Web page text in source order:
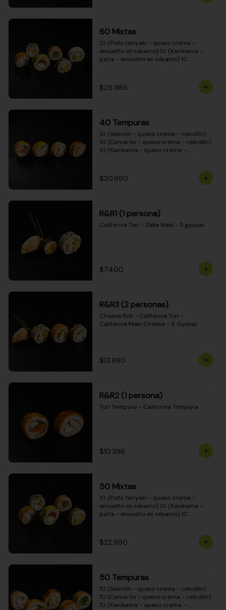
(Pimentón - queso crema - cebollín -
envuelto en masa tempura)
60 Mixtas
10 (Pollo teriyaki - queso crema -
envuelto en sésamo) 10 (Kanikama -
palta - envuelto en sésamo) 10
envuelto en queso crema) 10
(Camarón - queso crema - cebollín -
$25.986
40 Tempuras
10 (Salmón - queso crema - cebollín)
10 (Camarón - queso crema - cebollín)
10 (Kanikama - queso crema -
$20.990
R&R1 (1 persona)
California Tori - Sake Maki - 3 gyozas
$7.400
R&R3 (2 personas)
Cheese Roll - California Tori -
California Maki Cheese - 5 Gyozas
$13.990
R&R2 (1 persona)
Tori Tempura - California Tempura
$10.396
50 Mixtas
10 (Pollo teriyaki - queso crema -
envuelto en sésamo) 10 (Kanikama -
palta - envuelto en sésamo) 10
cebollín - envuelto en masa tempura)
10 (Pimentón - queso crema - cebollín
$22.990
50 Tempuras
10 (Salmón - queso crema - cebollín)
10 (Camarón - queso crema - cebollín)
10 (Kanikama - queso crema -